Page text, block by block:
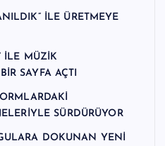
İLE ÜRETMEYE
İLE MÜZİK
SAYFA AÇTI
SÜRDÜRÜYOR
DOKUNAN YENİ